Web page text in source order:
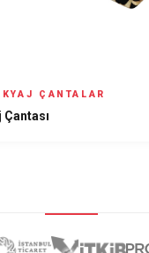
ÇANTALAR